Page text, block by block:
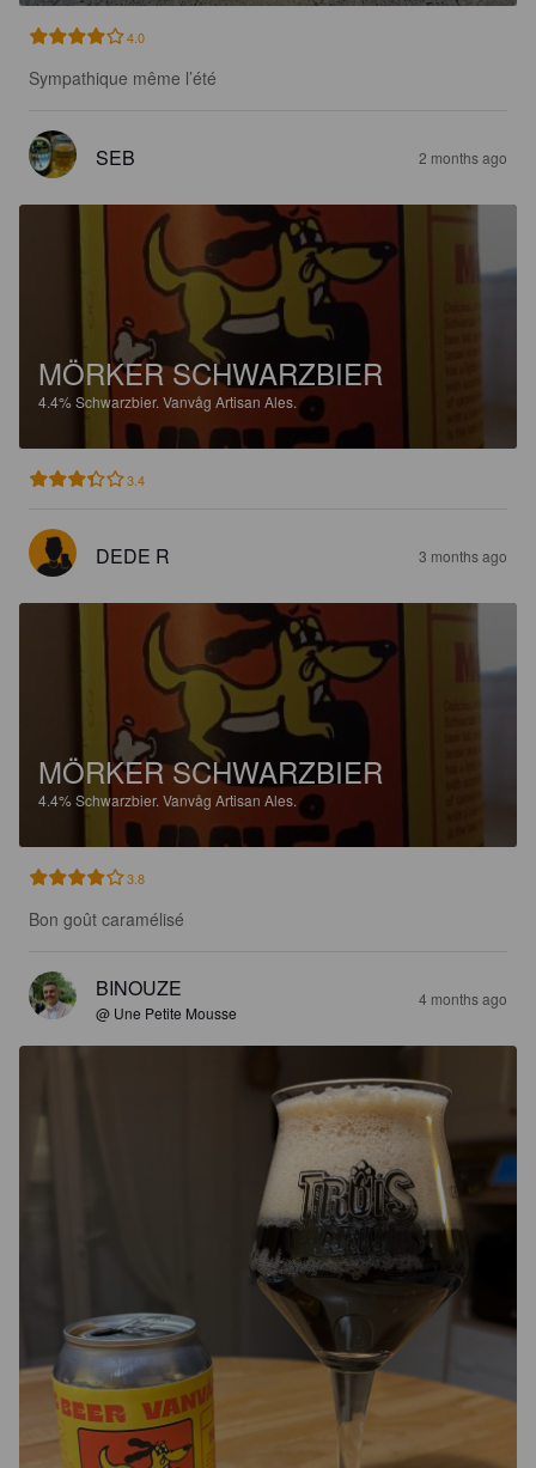
4.0
Sympathique même l’été
SEB 2 months ago
MÖRKER SCHWARZBIER
4.4%Schwarzbier. Vanvåg Artisan Ales.
3.4
DEDE R 3 months ago
MÖRKER SCHWARZBIER
4.4%Schwarzbier. Vanvåg Artisan Ales.
3.8
Bon goût caramélisé
BINOUZE
@ Une Petite Mousse
4 months ago